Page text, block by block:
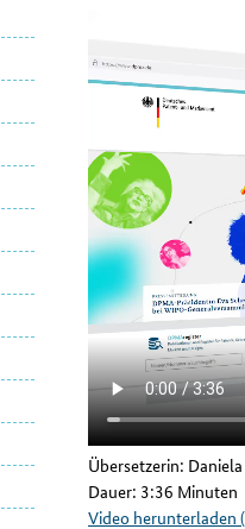
Übersetzerin:
Dauer: 3:36 Minuten
Video herunterladen